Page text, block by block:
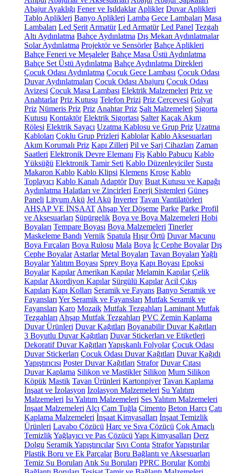
Abajur Ayaklığı Fener ve Işıldaklar Aplikler Duvar Aplikleri
Tablo Aplikleri Banyo Aplikleri Lamba Gece Lambaları Masa
Lambaları Led Şerit Armatür Led Armatür Led Panel Tezgah
Altı Aydınlatma Bahçe Aydınlatma Dış Mekan Aydınlatmalar
Solar Aydınlatma Projektör ve Sensörler Bahçe Aplikleri
Bahçe Feneri ve Meşaleler Bahçe Masa Üstü Aydınlatma
Bahçe Set Üstü Aydınlatma Bahçe Aydınlatma Direkleri
Çocuk Odası Aydınlatma Çocuk Gece Lambası Çocuk Odası
Duvar Aydınlatmaları Çocuk Odası Abajuru Çocuk Odası
Avizesi Çocuk Masa Lambası Elektrik Malzemeleri Priz ve
Anahtarlar Priz Kutusu Telefon Prizi Priz Çerçevesi Golyat
Priz Nümeris Priz Priz Anahtar Priz Şalt Malzemeleri Sigorta
Kutusu Kontaktör Elektrik Sigortası Şalter Kaçak Akım
Rölesi Elektrik Sayacı Uzatma Kablosu ve Grup Priz Uzatma
Kabloları Çoklu Grup Prizleri Kablolar Kablo Aksesuarları
Akım Korumalı Priz Kapı Zilleri Pil ve Şarj Cihazları Zaman
Saatleri Elektronik Devre Elemanı Fiş Kablo Pabucu Kablo
Yüksüğü Elektronik Tamir Seti Kablo Düzenleyiciler Susta
Makaron Kablo Kablo Klipsi Klemens Kroşe Kablo
Toplayıcı Kablo Kanalı Adaptör Duy Buat Kutusu ve Kapağı
Aydınlatma Halatları ve Zincirleri Enerji Sistemleri Güneş
Paneli Lityum Akü Jel Akü İnverter Tavan Vantilatörleri
AHŞAP VE İNŞAAT Ahşap Yer Döşeme Parke Parke Profil
ve Aksesuarları Süpürgelik Boya ve Boya Malzemeleri Hobi
Boyaları Tempare Boyası Boya Malzemeleri Tinerler
Maskeleme Bandı Vernik Spatula Hışır Örtü Duvar Macunu
Boya Fırçaları Boya Rulosu Mala Boya İç Cephe Boyalar Dış
Cephe Boyalar Astarlar Metal Boyaları Tavan Boyaları Yağlı
BoyalarYalıtım Boyası Sprey Boya Kapı Boyası Epoksi
Boyalar Kapılar Amerikan Kapılar Melamin Kapılar Çelik
Kapılar Akordiyon Kapılar Sürgülü Kapılar Acil Çıkış
Kapıları Kapı Kolları Seramik ve Fayans Banyo Seramik ve
Fayansları Yer Seramik ve Fayansları Mutfak Seramik ve
Fayansları Karo Mozaik Mutfak Tezgahları Laminant Mutfak
Tezgahları Ahşap Mutfak Tezgahları PVC Zemin Kaplama
Duvar Ürünleri Duvar Kağıtları Boyanabilir Duvar Kağıtları
3 Boyutlu Duvar Kağıtları Duvar Stickerları ve Etiketleri
Dekoratif Duvar Kağıtları Yapışkanlı Folyolar Çocuk Odası
Duvar Stickerları Çocuk Odası Duvar Kağıtları Duvar Kağıdı
Yapıştırıcısı Poster Duvar Kağıtları Strafor Duvar Çıtası
Duvar Kaplama Silikon ve Mastikler Silikon Mum Silikon
Köpük Mastik Tavan Ürünleri Kartonpiyer Tavan Kaplama
İnşaat ve İzolasyon İzolasyon Malzemeleri Su Yalıtım
Malzemeleri Isı Yalıtım Malzemeleri Ses Yalıtım Malzemeleri
İnşaat Malzemeleri Alçı Cam Tuğla Çimento Beton Harcı Çatı
Kaplama Malzemeleri İnşaat Kimyasalları İnşaat Temizlik
Ürünleri Lavabo Çözücü Harç ve Sıva Çözücü Çok Amaçlı
TemizlikYağlayıcı ve Pas Çözücü Yapı Kimyasalları Derz
Dolgu Seramik Yapıştırıcılar Sıvı Conta Strafor Yapıştırılar
Plastik Boru ve Ek Parçalar Boru Bağlantı ve Aksesuarları
Temiz Su Boruları Atık Su Boruları PPRC Borular Kombi